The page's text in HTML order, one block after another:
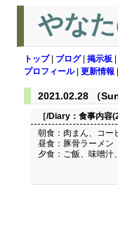
やな
トップ| ブログ| 掲示板
プロフィール| 更新情報
2021.02.28 （Sun
［/Diary： 食事内容
朝食：肉まん、コー
昼食：豚骨ラーメン
夕食：ご飯、味噌汁